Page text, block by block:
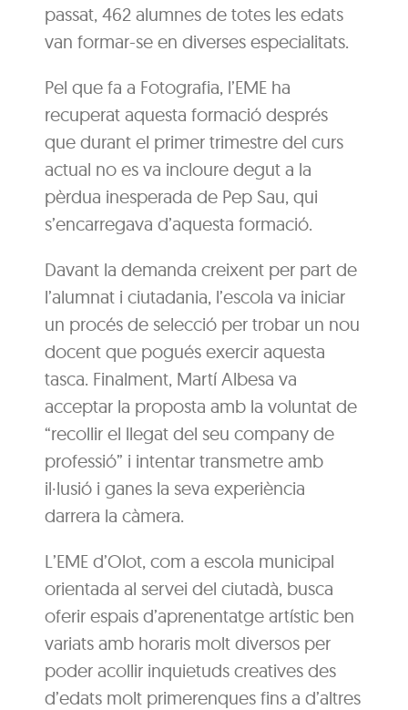
passat, 462 alumnes de totes les edats
van formar-se en diverses especialitats.
Pel que fa a Fotografia, l’EME ha
recuperat aquesta formació després
que durant el primer trimestre del curs
actual no es va incloure degut a la
pèrdua inesperada de Pep Sau, qui
s’encarregava d’aquesta formació.
Davant la demanda creixent per part de
l’alumnat i ciutadania, l’escola va iniciar
un procés de selecció per trobar un nou
docent que pogués exercir aquesta
tasca. Finalment, Martí Albesa va
acceptar la proposta amb la voluntat de
“recollir el llegat del seu company de
professió” i intentar transmetre amb
il·lusió i ganes la seva experiència
darrera la càmera.
L’EME d’Olot, com a escola municipal
orientada al servei del ciutadà, busca
oferir espais d’aprenentatge artístic ben
variats amb horaris molt diversos per
poder acollir inquietuds creatives des
d’edats molt primerenques fins a d’altres